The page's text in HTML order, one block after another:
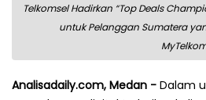
Telkomsel Hadirkan “Top Deals
untuk Pelanggan Sumatera
Analisadaily.com, Medan - Dalam